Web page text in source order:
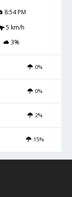
8:54 PM
5 km/h
3%
0%
0%
2%
15%